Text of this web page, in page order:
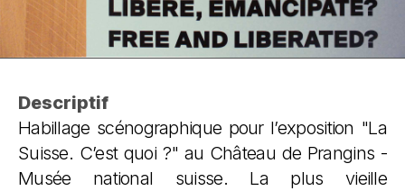
Descriptif
Habillage scénographique pour l’exposition "La
Suisse. C’est quoi ?" au Château de Prangins -
Musée national suisse. La plus vieille